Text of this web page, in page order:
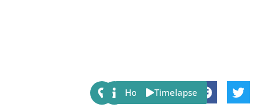
Share:
Host Timelapse